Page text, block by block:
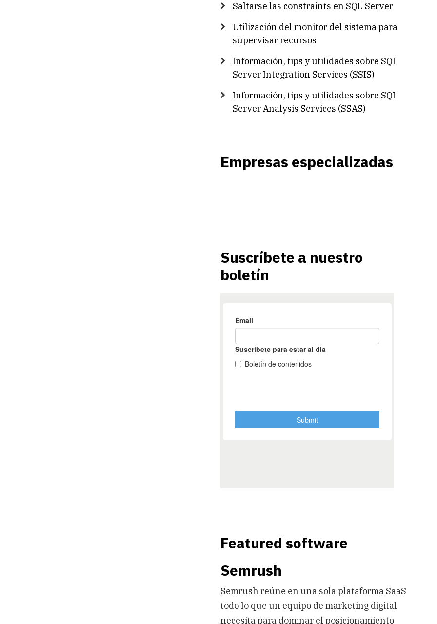
Saltarse las constraints en SQL Server
Utilización del monitor del sistema para
supervisar recursos
Información, tips y utilidades sobre SQL
Server Integration Services (SSIS)
Información, tips y utilidades sobre SQL
Server Analysis Services (SSAS)
Empresas especializadas
Suscríbete a nuestro
boletín
Featured software
Semrush
Semrush reúne en una sola plataforma SaaS
todo lo que un equipo de marketing digital
necesita para dominar el posicionamiento